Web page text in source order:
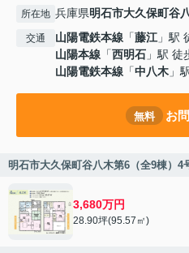
所在地 兵庫県明石市大久保町谷
交通 山陽電鉄本線 「藤江」駅
山陽本線 「西明石 」駅 徒
山陽電鉄本線 「中八木 」
無料 お
明石市大久保町谷八木第6（全9棟）4
3,680万円
28.90坪(95.57㎡)